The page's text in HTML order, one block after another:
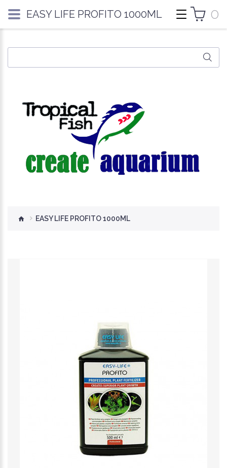
0
EASY LIFE PROFITO 1000ML
EASY LIFE PROFITO 1000ML